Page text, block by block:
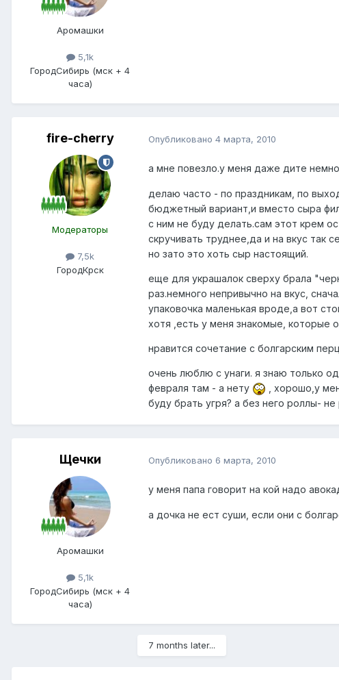
Аромашки
5,1k
ГородСибирь (мск + 4
часа)
fire-cherry
Модераторы
7,5k
ГородКрск
Опубликовано 4 марта, 2010
а мне повезло.у меня даже дите
делаю часто - по праздникам, по
бюджетный вариант,и вместо сыра
с ним не буду делать.сам этот крем
скручивать труднее,да и на вкус так
но зато это хоть сыр настоящий.
еще для украшалок сверху брала
раз.немного непривычно на вкус,
упаковочка маленькая вроде,а вот
хотя ,есть у меня знакомые, которые
нравится сочетание с болгарским
очень люблю с унаги. я знаю только
февраля там - а нету
, хорошо,у
буду брать угря? а без него роллы-
Щечки
Аромашки
5,1k
ГородСибирь (мск + 4
часа)
Опубликовано 6 марта, 2010
у меня папа говорит на кой надо
а дочка не ест суши, если они с
7 months later...